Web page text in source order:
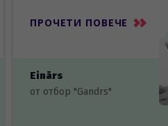
ПРОЧЕТИ ПОВЕЧЕ
Einārs
от отбор "Gandrs"